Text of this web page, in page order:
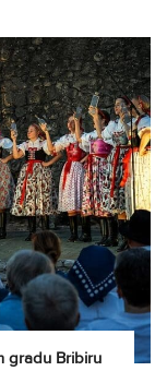
gradu Bribiru